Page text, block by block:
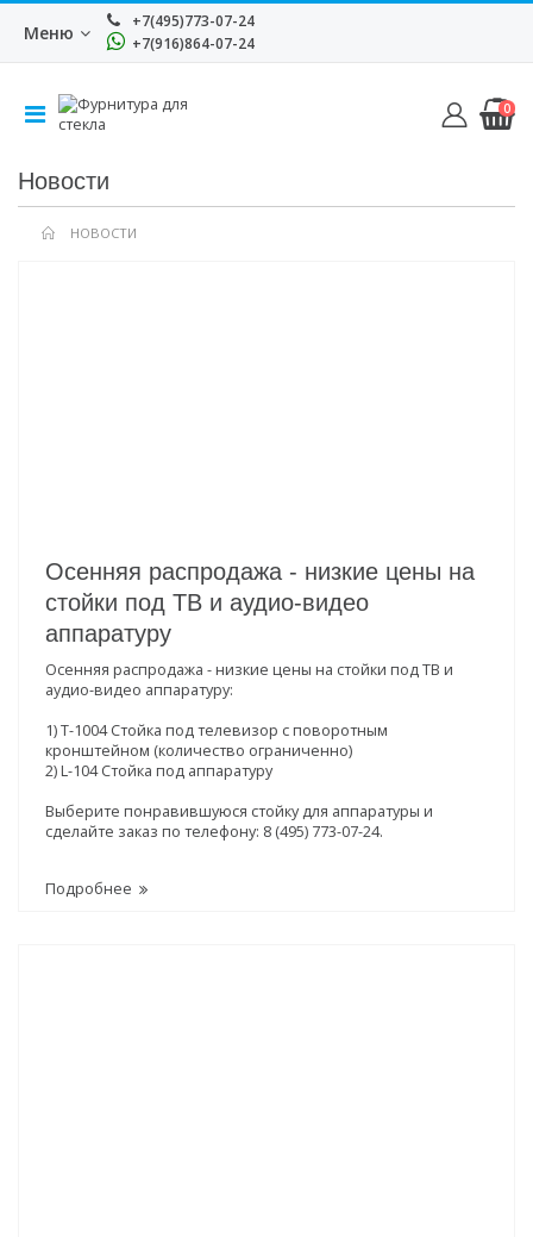
Меню
+7(495)773-07-24
+7(916)864-07-24
0
Новости
НОВОСТИ
Осенняя распродажа - низкие цены на
стойки под ТВ и аудио-видео
аппаратуру
Осенняя распродажа - низкие цены на стойки под ТВ и
аудио-видео аппаратуру:
1)T-1004 Стойка под телевизор с поворотным
кронштейном (количество ограниченно)
2)L-104 Стойка под аппаратуру
Выберите понравившуюся стойку для аппаратуры и
сделайте заказ по телефону: 8 (495) 773-07-24.
Подробнее